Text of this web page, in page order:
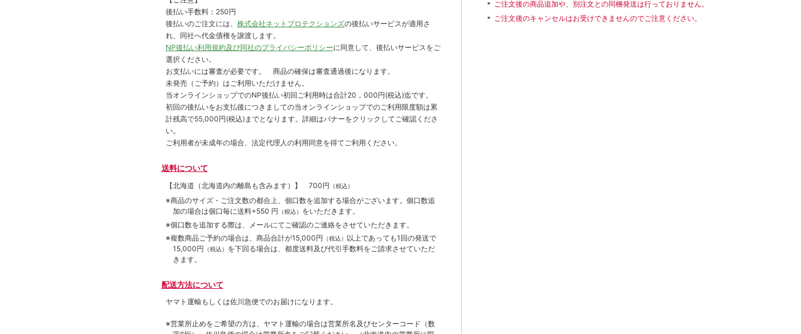
後払い手数料：250円
後払いのご注文には、 株式会社ネットプロテクションズの後払いサービスが適用さ
れ、同社へ代金債権を譲渡します。
NP後払い利用規約及び同社のプライバシーポリシーに同意して、後払いサービスをご
選択ください。
お支払いには審査が必要です。 商品の確保は審査通過後になります。
未発売（ご予約）はご利用いただけません。
当オンラインショップでのNP後払い初回ご利用時は合計20，000円(税込)迄です。
初回の後払いをお支払後につきましての当オンラインショップでのご利用限度額は累
計残高で55,000円(税込)までとなります。詳細はバナーをクリックしてご確認くださ
い。
ご利用者が未成年の場合、法定代理人の利用同意を得てご利用ください。
送料について
【北海道（北海道内の離島も含みます）】 700円 （税込）
※商品のサイズ・ご注文数の都合上、個口数を追加する場合がございます。個口数追
加の場合は個口毎に送料+550 円 （税込） をいただきます。
※個口数を追加する際は、メールにてご確認のご連絡をさせていただきます。
※複数商品ご予約の場合は、商品合計が15,000円 （税込） 以上であっても1回の発送で
15,000円 （税込） を下回る場合は、都度送料及び代引手数料をご請求させていただ
きます。
配送方法について
ヤマト運輸もしくは佐川急便でのお届けになります。
※営業所止めをご希望の方は、ヤマト運輸の場合は営業所名及びセンターコード（数
ご注文後の商品追加や、別注文との同梱発送は行っておりません。
ご注文後のキャンセルはお受けできませんのでご注意ください。